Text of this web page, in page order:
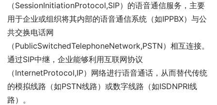
（SessionInitiationProtocol,SIP）的语音通信服务，主要
用于企业或组织将其内部的语音通信系统（如IPPBX）与公
共交换电话网
（PublicSwitchedTelephoneNetwork,PSTN）相互连接。
通过SIP中继，企业能够利用互联网协议
（InternetProtocol,IP）网络进行语音通话，从而替代传统
的模拟线路（如PSTN线路）或数字线路（如ISDNPRI线
路）。